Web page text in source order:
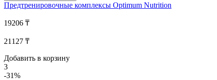
Предтренировочные комплексы Optimum Nutrition
19206 ₸
21127 ₸
Добавить в корзину
3
-31%